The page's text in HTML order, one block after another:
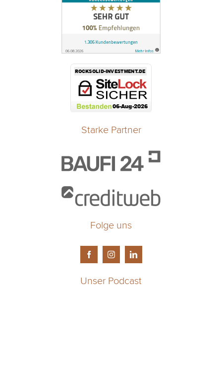
Starke Partner
Folge uns
Unser Podcast